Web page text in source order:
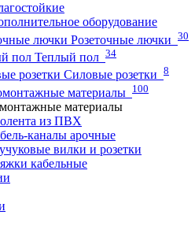
оборудование
Розеточные лючки 30
Теплый пол 34
Силовые розетки 8
материалы 100
материалы
из ПВХ
каналы арочные
вилки и розетки
кабельные